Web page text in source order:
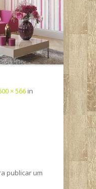
× 566 in
publicar um